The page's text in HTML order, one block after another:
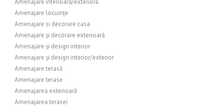
Amenajare interioară/exterioră
Amenajare locuințe
Amenajare si decorare casa
Amenajare și decorare exterioară
Amenajare și design interior
Amenajare și design interior/exterior
Amenajare terasă
Amenajare terase
Amenajarea exterioară
Amenajarea terasei